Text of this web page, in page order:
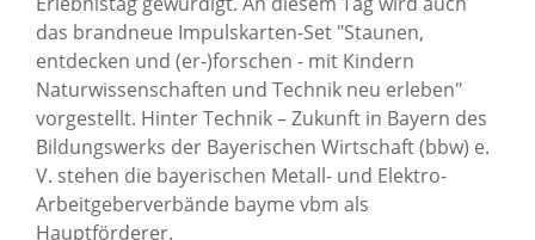
das brandneue Impulskarten-Set "Staunen,
entdecken und (er-)forschen - mit Kindern
Naturwissenschaften und Technik neu erleben"
vorgestellt. Hinter Technik – Zukunft in Bayern des
Bildungswerks der Bayerischen Wirtschaft (bbw) e.
V. stehen die bayerischen Metall- und Elektro-
Arbeitgeberverbände bayme vbm als
Hauptförderer.